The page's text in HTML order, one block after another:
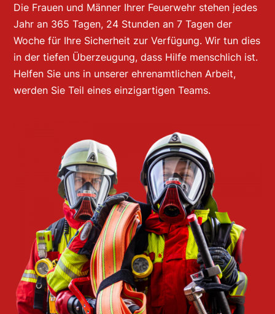
Die Frauen und Männer Ihrer Feuerwehr stehen jedes
Jahr an 365 Tagen, 24 Stunden an 7 Tagen der
Woche für Ihre Sicherheit zur Verfügung. Wir tun dies
in der tiefen Überzeugung, dass Hilfe menschlich ist.
Helfen Sie uns in unserer ehrenamtlichen Arbeit,
werden Sie Teil eines einzigartigen Teams.